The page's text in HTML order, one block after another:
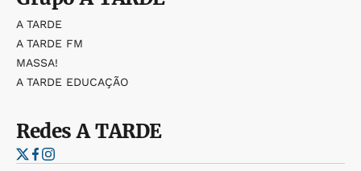
A TARDE
A TARDE FM
MASSA!
A TARDE EDUCAÇÃO
RedesA TARDE